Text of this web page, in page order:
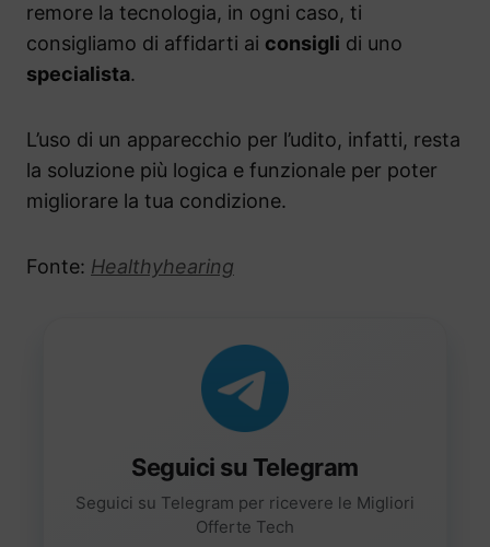
remore la tecnologia, in ogni caso, ti
consigliamo di affidarti ai consigli di uno
specialista.
L’uso di un apparecchio per l’udito, infatti, resta
la soluzione più logica e funzionale per poter
migliorare la tua condizione.
Fonte: Healthyhearing
Seguici su Telegram
Seguici su Telegram per ricevere le Migliori
Offerte Tech